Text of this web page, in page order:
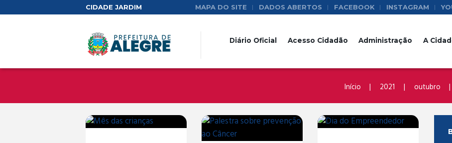
CIDADE JARDIM MAPA DO SITE DADOS ABERTOS FACEBOOK INSTAGRAM
Diário Oficial Acesso Cidadão Administração A
Início 2021 outubro